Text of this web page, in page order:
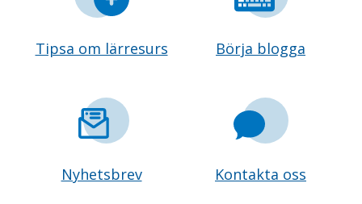
Tipsa om lärresurs Börja blogga
Nyhetsbrev Kontakta oss